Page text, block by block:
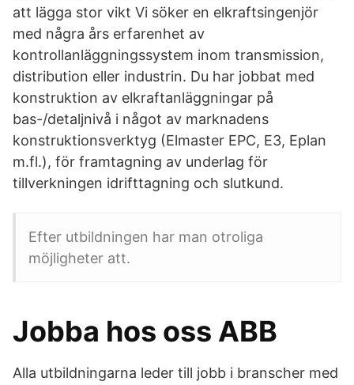
att lägga stor vikt Vi söker en elkraftsingenjör
med några års erfarenhet av
kontrollanläggningssystem inom transmission,
distribution eller industrin. Du har jobbat med
konstruktion av elkraftanläggningar på
bas-/detaljnivå i något av marknadens
konstruktionsverktyg (Elmaster EPC, E3, Eplan
m.fl.), för framtagning av underlag för
tillverkningen idrifttagning och slutkund.
Efter utbildningen har man otroliga
möjligheter att.
Jobba hos oss ABB
Alla utbildningarna leder till jobb i branscher med